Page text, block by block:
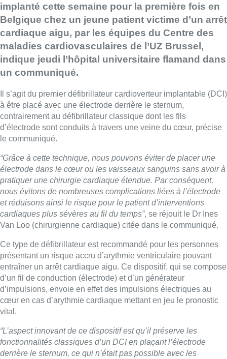
implanté cette semaine pour la première fois en
Belgique chez un jeune patient victime d’un arrêt
cardiaque aigu, par les équipes du Centre des
maladies cardiovasculaires de l’UZ Brussel,
indique jeudi l’hôpital universitaire flamand dans
un communiqué.
Il s’agit du premier défibrillateur cardioverteur implantable (DCI)
à être placé avec une électrode derrière le sternum,
contrairement au défibrillateur classique dont les fils
d’électrode sont conduits à travers une veine du cœur, précise
le communiqué.
“Grâce à cette technique, nous pouvons éviter de placer une
électrode dans le cœur ou les vaisseaux sanguins sans avoir à
pratiquer une chirurgie cardiaque étendue. Par conséquent,
nous évitons de nombreuses complications liées à l’électrode
et réduisons ainsi le risque pour le patient d’interventions
cardiaques plus sévères au fil du temps”, se réjouit le Dr Ines
Van Loo (chirurgienne cardiaque) citée dans le communiqué.
Ce type de défibrillateur est recommandé pour les personnes
présentant un risque accru d’arythmie ventriculaire pouvant
entraîner un arrêt cardiaque aigu. Ce dispositif, qui se compose
d’un fil de conduction (électrode) et d’un générateur
d’impulsions, envoie en effet des impulsions électriques au
cœur en cas d’arythmie cardiaque mettant en jeu le pronostic
vital.
“L’aspect innovant de ce dispositif est qu’il préserve les
fonctionnalités classiques d’un DCI en plaçant l’électrode
derrière le sternum, ce qui n’était pas possible avec les